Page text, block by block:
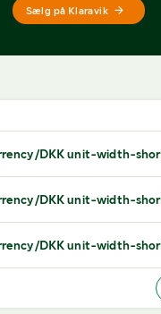
Sælg på Klaravik
DKK unit-width-
DKK unit-width-
DKK unit-width-